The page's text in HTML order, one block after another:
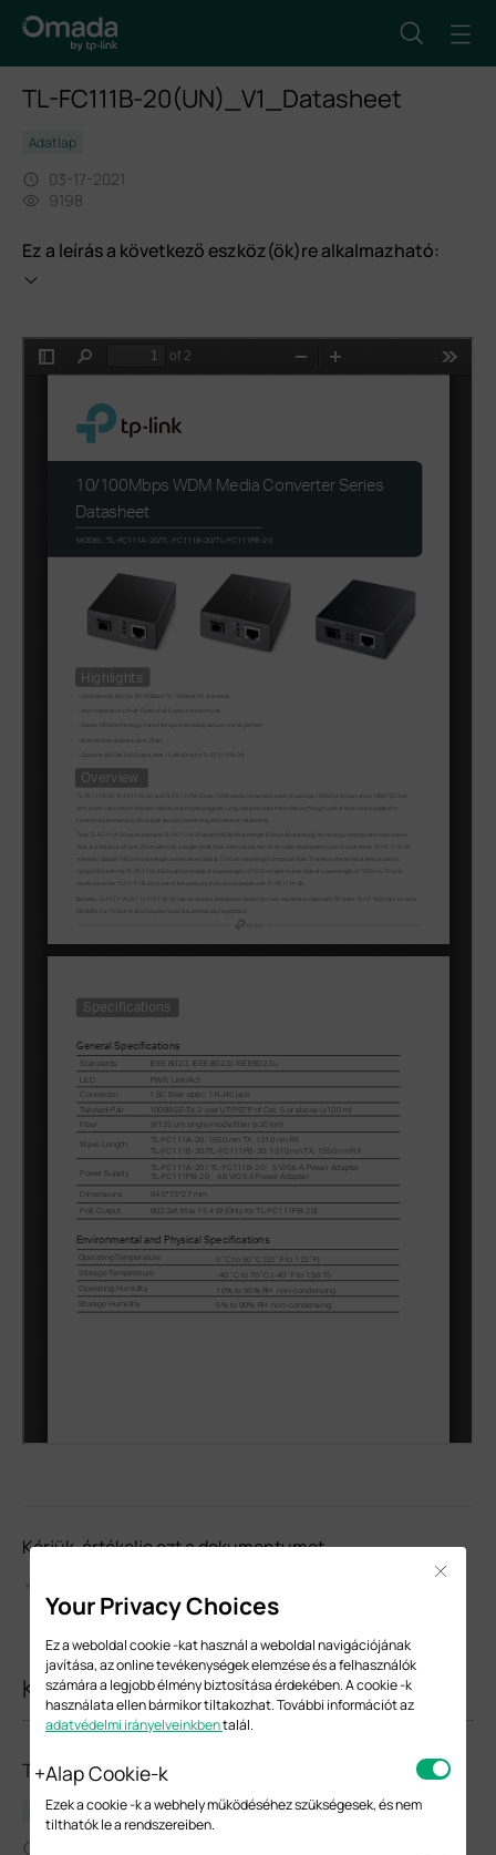
TL-FC111B-20(UN)_V1_Datasheet
Adatlap
03-17-2021
9198
Ez a leírás a következő eszköz(ök)re alkalmazható:
Kérjük, értékelje ezt a dokumentumot
Kapcsolódó dokumentumok
TL-FC111A-20(UN)_V1_Datasheet
Adatlap
Your Privacy Choices
Ez a weboldal cookie -kat használ a weboldal navigációjának
javítása, az online tevékenységek elemzése és a felhasználók
számára a legjobb élmény biztosítása érdekében. A cookie -k
használata ellen bármikor tiltakozhat. További információt az
adatvédelmi irányelveinkbentalál.
Alap Cookie-k
Ezek a cookie -k a webhely működéséhez szükségesek, és nem
tilthatók le a rendszereiben.
Close